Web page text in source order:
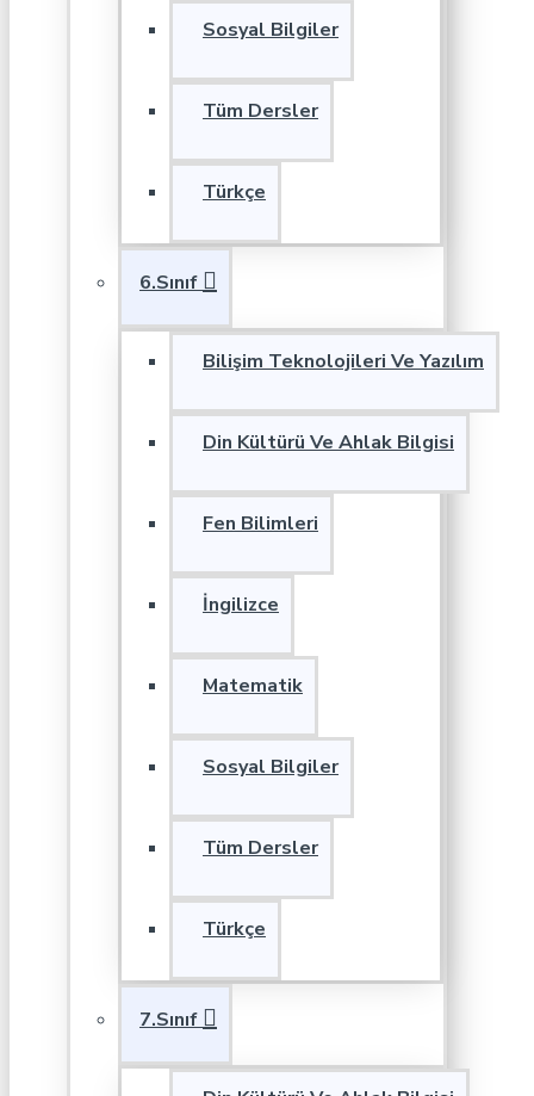
Sosyal Bilgiler
Tüm Dersler
Türkçe
6.Sınıf
Bilişim Teknolojileri Ve Yazılım
Din Kültürü Ve Ahlak Bilgisi
Fen Bilimleri
İngilizce
Matematik
Sosyal Bilgiler
Tüm Dersler
Türkçe
7.Sınıf